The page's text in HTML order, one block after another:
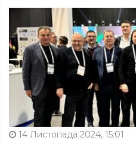
14 Листопада 2024, 15:01